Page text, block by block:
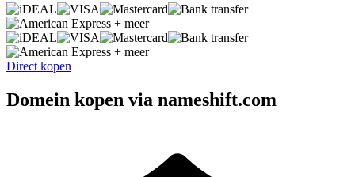
+ meer
+ meer
Direct kopen
Domein kopen via nameshift.com